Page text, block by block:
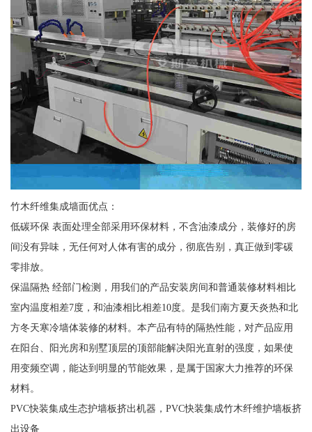
竹木纤维集成墙面优点：
低碳环保 表面处理全部采用环保材料，不含油漆成分，装修好的房
间没有异味，无任何对人体有害的成分，彻底告别，真正做到零碳
零排放。
保温隔热 经部门检测，用我们的产品安装房间和普通装修材料相比
室内温度相差7度，和油漆相比相差10度。是我们南方夏天炎热和北
方冬天寒冷墙体装修的材料。本产品有特的隔热性能，对产品应用
在阳台、阳光房和别墅顶层的顶部能解决阳光直射的强度，如果使
用变频空调，能达到明显的节能效果，是属于国家大力推荐的环保
材料。
PVC快装集成生态护墙板挤出机器，PVC快装集成竹木纤维护墙板挤
出设备